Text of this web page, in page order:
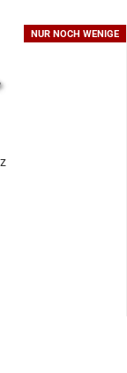
NUR NOCH WENIGE